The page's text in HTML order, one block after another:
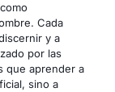
Cada
y a
por las
que aprender a
sino a